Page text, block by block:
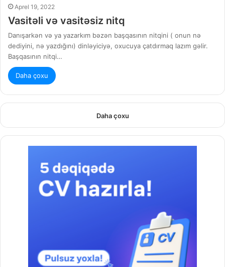
Aprel 19, 2022
Vasitəli və vasitəsiz nitq
Danışarkən və ya yazarkım bəzən başqasının nitqini ( onun nə
dediyini, nə yazdığını) dinləyiciyə, oxucuya çatdırmaq lazım gəlir.
Başqasının nitqi…
Daha çoxu
Daha çoxu